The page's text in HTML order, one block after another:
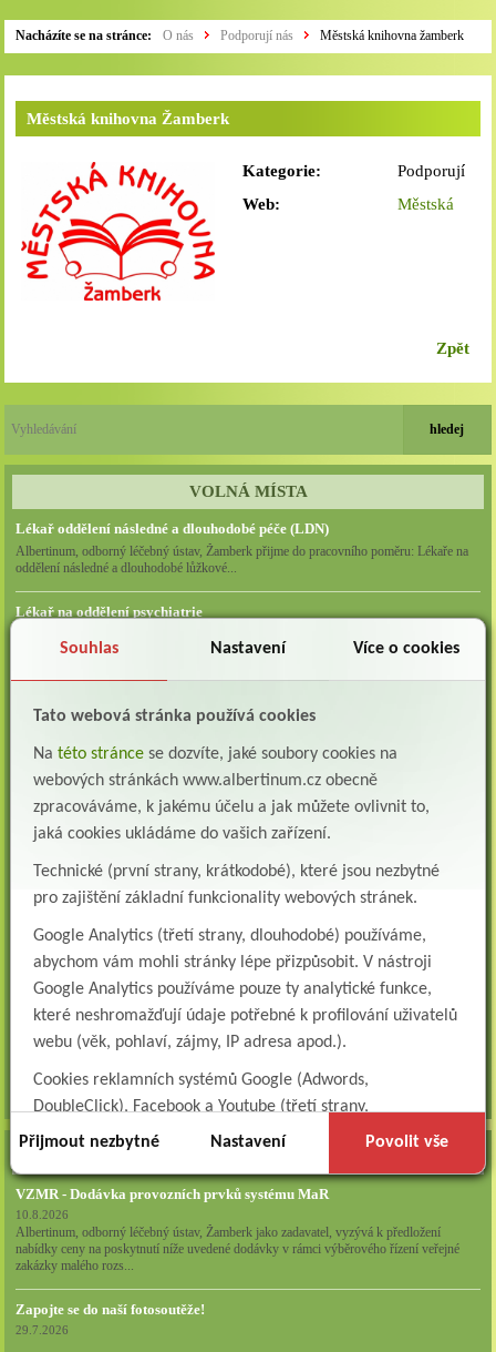
Nacházíte se na stránce: O nás Podporují nás Městská knihovna žamberk
Městská knihovna Žamberk
Kategorie:
Podporují
nás
Web:
Městská
Zpět
VOLNÁ MÍSTA
Lékař oddělení následné a dlouhodobé péče (LDN)
Albertinum, odborný léčebný ústav, Žamberk přijme do pracovního poměru: Lékaře na
oddělení následné a dlouhodobé lůžkové...
Lékař na oddělení psychiatrie
oddělení psychiatrie ...
Albertinum, odborný léčebný ústav, Žamberk přijme do pracovního poměru: Lékaře na
Všeobecná/praktická sestra na LDN
Přidejte se k nám Do našeho týmu přijmeme všeobecnou nebo praktickou sestru na
lůžkové oddělení následné a dlouhodobé pé...
Všeobecná sestra na plicní oddělení
Albertinum, odborný léčebný ústav, přijme do pracovního poměru: VŠEOBECNÁ
SESTRA na oddělení pneumologie a ftizeologiePr...
Logoped/klinický logoped
Albertinum, OLÚ, Žamberk přijme
KLINICKÉHO LOGOPEDA Nab...
Albertinum, odborný léčebný ústav, přijme do pracovního
všechna volná místa »
VZMR - Dodávka provozních prvků systému MaR
10.8.2026
Albertinum, odborný léčebný ústav, Žamberk jako zadavatel, vyzývá k předložení
nabídky ceny na poskytnutí níže uvedené dodávky v rámci výběrového řízení veřejné
zakázky malého rozs...
Zapojte se do naší fotosoutěže!
29.7.2026
Souhlas Nastavení Více o cookies
Tato webová stránka používá cookies
Na této stránce se dozvíte, jaké soubory cookies na
webových stránkách www.albertinum.cz obecně
zpracováváme, k jakému účelu a jak můžete ovlivnit to,
jaká cookies ukládáme do vašich zařízení.
Technické (první strany, krátkodobé), které jsou nezbytné
pro zajištění základní funkcionality webových stránek.
Google Analytics (třetí strany, dlouhodobé) používáme,
abychom vám mohli stránky lépe přizpůsobit. V nástroji
Google Analytics používáme pouze ty analytické funkce,
které neshromažďují údaje potřebné k profilování uživatelů
webu (věk, pohlaví, zájmy, IP adresa apod.).
Cookies reklamních systémů Google (Adwords,
DoubleClick), Facebook a Youtube (třetí strany,
dlouhodobé). Tyto
cookiesslouží k marketingovému
například prostřednictvím personalizované reklamy na
sociálních sítích.
Technické cookies lišty CookieBot (třetí strany, dlouhodobé),
díky které si naše webové stránky pamatují vaše volby
ohledně toho, s jakými (netechnickými) cookies nám
umožňujete nakládat.
Přijmout nezbytné Nastavení Povolit vše